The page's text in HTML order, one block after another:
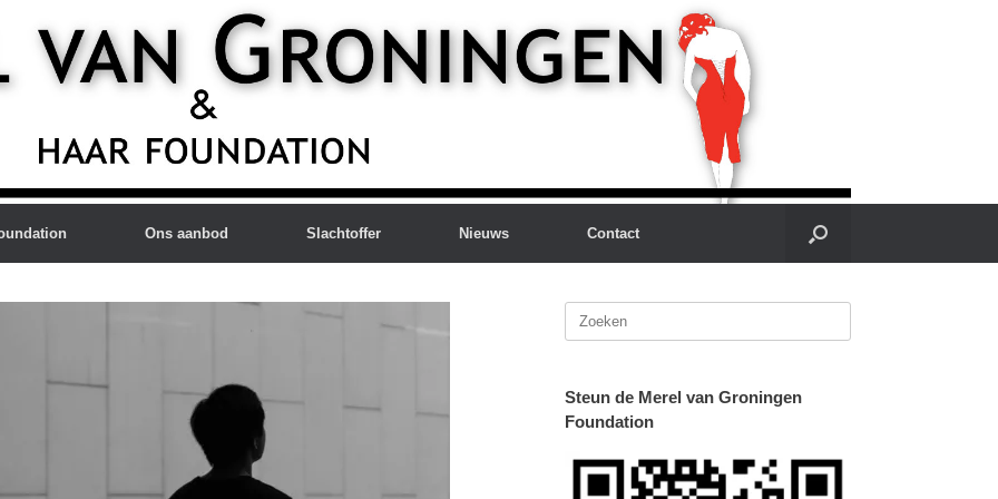
Ons aanbod Slachtoffer Nieuws Contact
Zoeken
Steun de Merel van Groningen
Foundation